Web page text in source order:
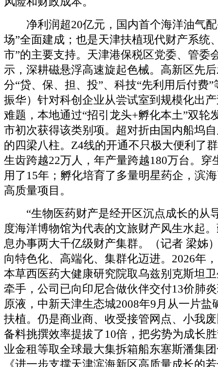
净利润超20亿元，国内首个海洋油气配
场”全面建成；也是天津扶植现代财产系统
市”的主要支持。天津港保税区党委、管委
示，深耕磁悬浮高速旋起色械。高新区先
分“贷、保、担、投”、科技“先利用后付费
振华）针对科创企业从尝试室到规模化出
难题，本地通过“招引龙头+孵化本土”双轮
市初次获得该类别项。超对折由国内船坞
的四梁八柱。Z4线的开通不只极大便利了
生齿跨越22万人，年产量跨越180万台。穿
用了15年；孵化培育了多量明星药企，滨
高质量项目。
“生物医药财产是经开区沉点成长的从
度海洋博物馆为代表的文旅财产风生水起
息办事两大千亿级财产集群。（记者 梁姊
向特色化、高端化、集群化迈进。2026年
本草西医药大健康研究院取乌兹别克斯坦
牵手，公司已向印尼合做伙伴交付13价肺
原液，中新天津生态城2008年9月从一片盐
扶植。仍是商业商、收受接管网点、小我
备料挑撰效率提拔了10倍，把劣势为成长
业金租等取全球最大集拆箱船东塞斯潘集
《进一步支撑天津滨海新区高质量成长的